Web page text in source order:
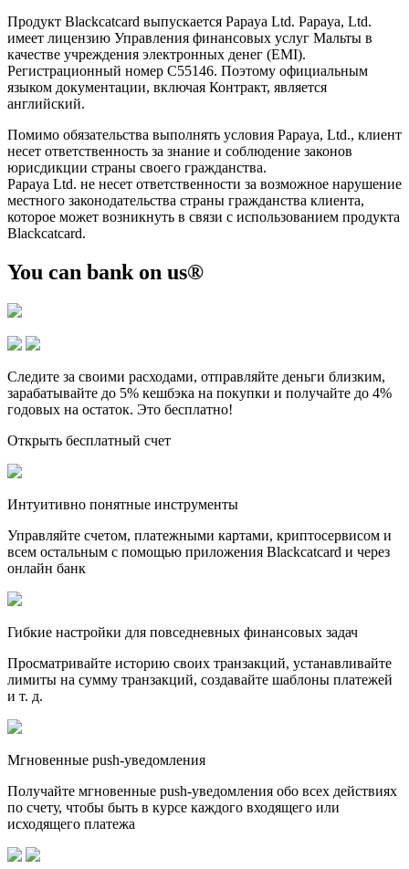
Продукт Blackcatcard выпускается Papaya Ltd. Papaya, Ltd.
имеет лицензию Управления финансовых услуг Мальты в
качестве учреждения электронных денег (EMI).
Регистрационный номер С55146. Поэтому официальным
языком документации, включая Контракт, является
английский.
Помимо обязательства выполнять условия Papaya, Ltd., клиент
несет ответственность за знание и соблюдение законов
юрисдикции страны своего гражданства.
Papaya Ltd. не несет ответственности за возможное нарушение
местного законодательства страны гражданства клиента,
которое может возникнуть в связи с использованием продукта
Blackcatcard.
You can bank on us®
Следите за своими расходами, отправляйте деньги близким,
зарабатывайте до 5% кешбэка на покупки и получайте до 4%
годовых на остаток. Это бесплатно!
Открыть бесплатный счет
Интуитивно понятные инструменты
Управляйте счетом, платежными картами, криптосервисом и
всем остальным с помощью приложения Blackcatcard и через
онлайн банк
Гибкие настройки для повседневных финансовых задач
Просматривайте историю своих транзакций, устанавливайте
лимиты на сумму транзакций, создавайте шаблоны платежей
и т. д.
Мгновенные push-уведомления
Получайте мгновенные push-уведомления обо всех действиях
по счету, чтобы быть в курсе каждого входящего или
исходящего платежа